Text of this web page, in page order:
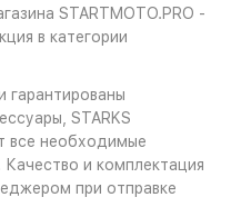
STARTMOTO.PRO -
в категории
гарантированы
STARKS
все необходимые
и комплектация
при отправке